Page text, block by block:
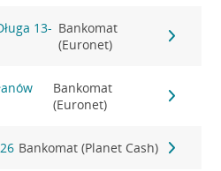
13- Bankomat
(Euronet)
Bankomat
(Euronet)
Bankomat (Planet Cash)